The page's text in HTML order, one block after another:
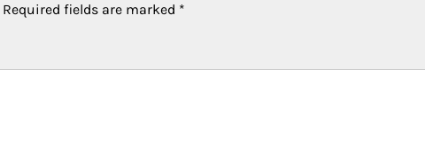
Required fields are marked *